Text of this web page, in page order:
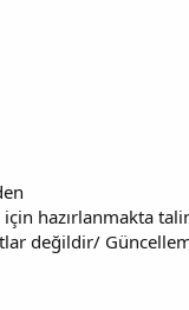
hazırlanmakta
değildir/